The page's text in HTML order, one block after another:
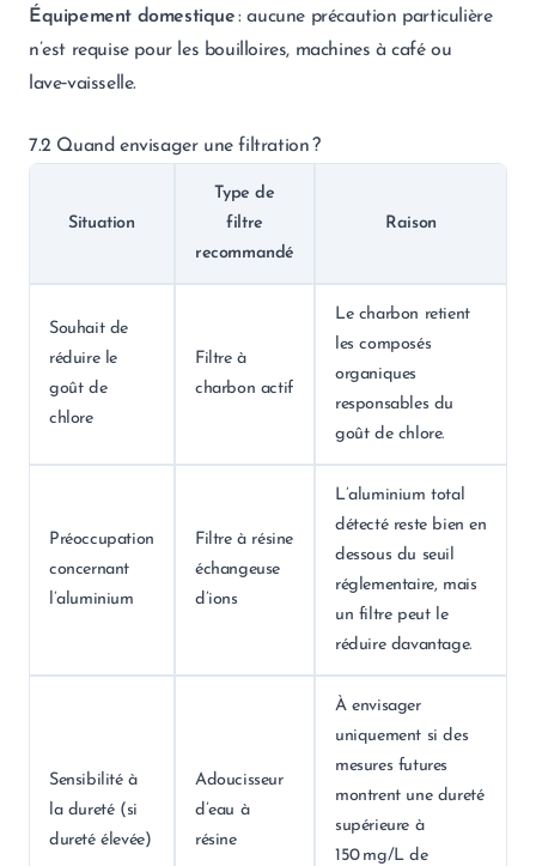
Équipement domestique: aucune précaution particulière
n’est requise pour les bouilloires, machines à café ou
lave‑vaisselle.
7.2 Quand envisager une filtration ?
Situation
Type de
filtre
recommandé
Raison
Souhait de
réduire le
goût de
chlore
Filtre à
charbon actif
Le charbon retient
les composés
organiques
responsables du
goût de chlore.
Préoccupation
concernant
l’aluminium
Filtre à résine
échangeuse
d’ions
L’aluminium total
détecté reste bien en
dessous du seuil
réglementaire, mais
un filtre peut le
réduire davantage.
Sensibilité à
la dureté (si
dureté élevée)
Adoucisseur
d’eau à
résine
À envisager
uniquement si des
mesures futures
montrent une dureté
supérieure à
150 mg/L de